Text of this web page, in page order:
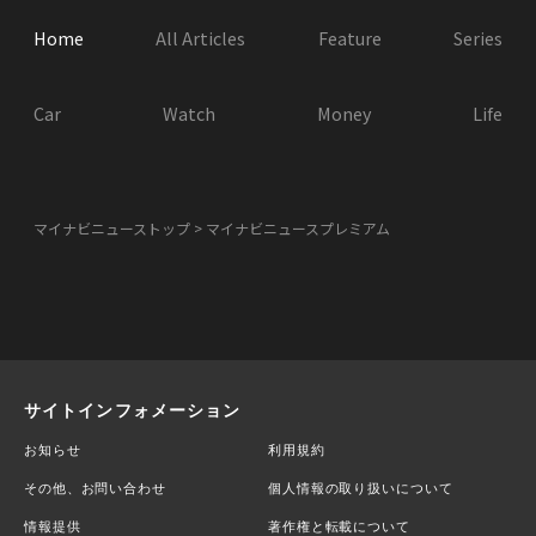
Home All Articles Feature Series
Car Watch Money Life
マイナビニューストップ マイナビニュースプレミアム
サイトインフォメーション
お知らせ 利用規約
その他、お問い合わせ 個人情報の取り扱いについて
情報提供 著作権と転載について